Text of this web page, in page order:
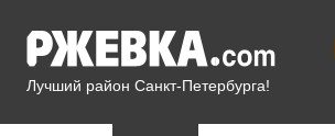
Лучший район Санкт-Петербурга!